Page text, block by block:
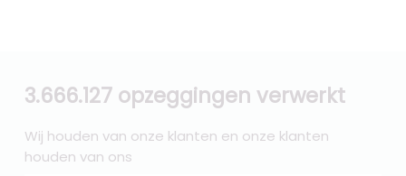
3.666.127 opzeggingen verwerkt
Wij houden van onze klanten en onze klanten
houden van ons